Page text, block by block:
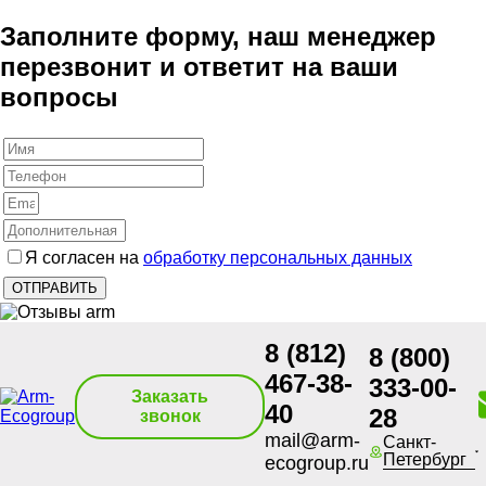
Заполните форму, наш менеджер
перезвонит и ответит на ваши
вопросы
Я согласен на обработку персональных данных
Заказать
звонок
8 (812)
467-38-
40
mail@arm-
ecogroup.ru
8 (800)
333-00-
28
Санкт-
Петербург